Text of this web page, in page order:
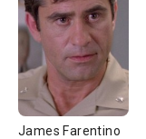
James Farentino